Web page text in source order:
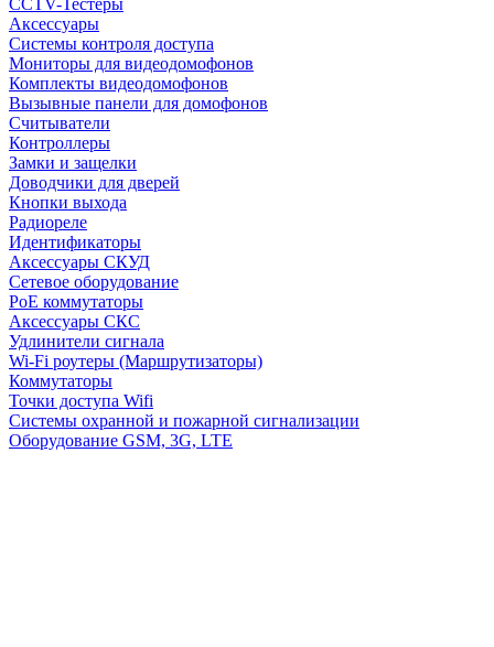
Аксессуары
Системы контроля доступа
Мониторы для видеодомофонов
Комплекты видеодомофонов
Вызывные панели для домофонов
Считыватели
Контроллеры
Замки и защелки
Доводчики для дверей
Кнопки выхода
Радиореле
Идентификаторы
Аксессуары СКУД
Сетевое оборудование
PoE коммутаторы
Аксессуары СКС
Удлинители сигнала
Wi-Fi роутеры (Маршрутизаторы)
Коммутаторы
Точки доступа Wifi
Системы охранной и пожарной сигнализации
Оборудование GSM, 3G, LTE